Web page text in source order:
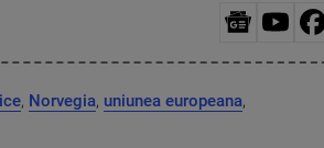
, Norvegia, uniunea europeana,